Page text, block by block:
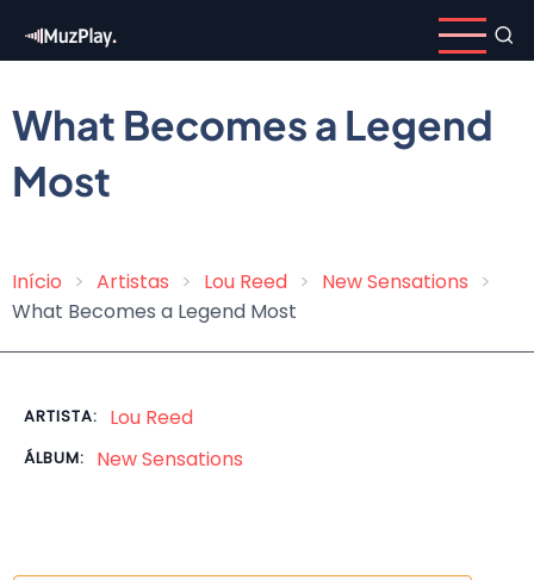
para
conteúdo
principal
What Becomes a Legend
Most
Trilha
Início Artistas Lou Reed
New Sensations
What Becomes a Legend Most
ARTISTA: Lou Reed
ÁLBUM: New Sensations